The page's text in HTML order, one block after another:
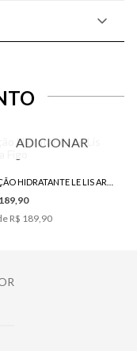
ADICIONAR
R$ 189,90